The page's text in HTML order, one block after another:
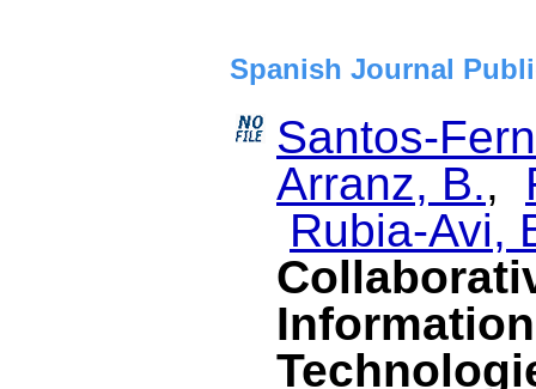
Spanish Journal
Santos-
Arranz, B.,
Rubia-Avi,